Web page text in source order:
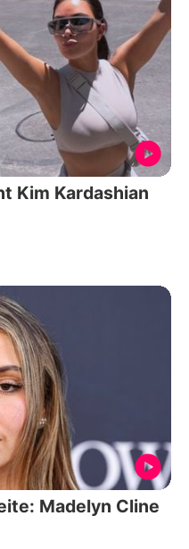
Kim Kardashian
Madelyn Cline